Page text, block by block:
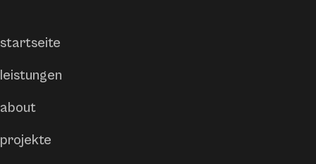
startseite
leistungen
about
projekte